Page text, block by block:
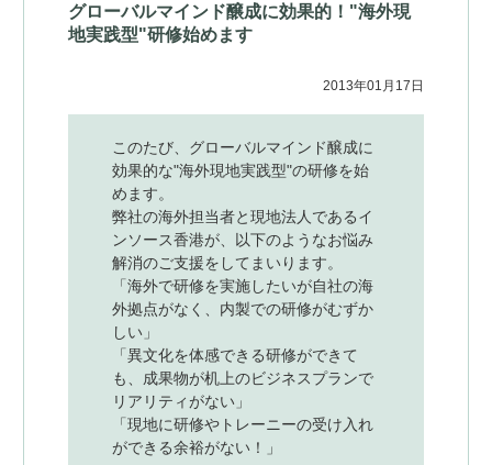
グローバルマインド醸成に効果的！"海外現
地実践型"研修始めます
2013年01月17日
このたび、グローバルマインド醸成に
効果的な"海外現地実践型"の研修を始
めます。
弊社の海外担当者と現地法人であるイ
ンソース香港が、以下のようなお悩み
解消のご支援をしてまいります。
「海外で研修を実施したいが自社の海
外拠点がなく、内製での研修がむずか
しい」
「異文化を体感できる研修ができて
も、成果物が机上のビジネスプランで
リアリティがない」
「現地に研修やトレーニーの受け入れ
ができる余裕がない！」